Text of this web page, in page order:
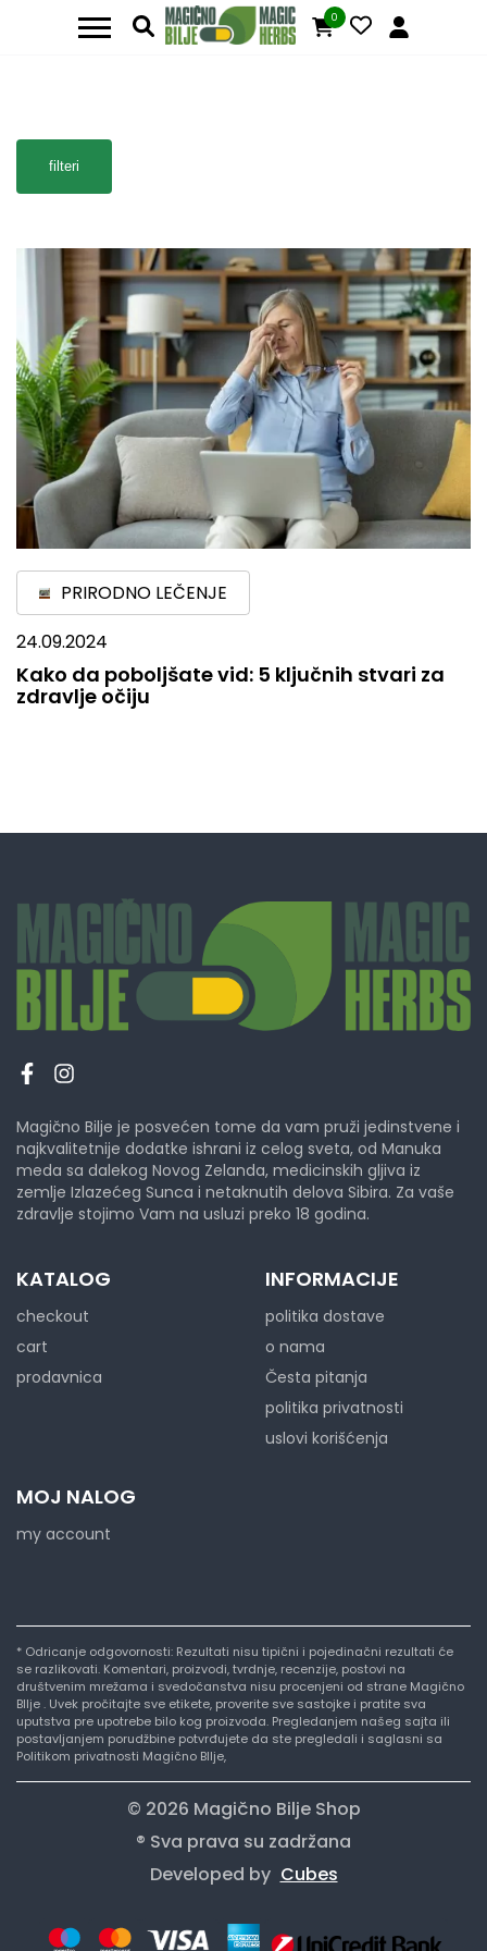
0
filteri
PRIRODNO LEČENJE
24.09.2024
Kako da poboljšate vid: 5 ključnih stvari za
zdravlje očiju
Magično Bilje je posvećen tome da vam pruži jedinstvene i
najkvalitetnije dodatke ishrani iz celog sveta, od Manuka
meda sa dalekog Novog Zelanda, medicinskih gljiva iz
zemlje Izlazećeg Sunca i netaknutih delova Sibira. Za vaše
zdravlje stojimo Vam na usluzi preko 18 godina.
KATALOG
checkout
cart
prodavnica
INFORMACIJE
politika dostave
o nama
Česta pitanja
politika privatnosti
uslovi korišćenja
MOJ NALOG
my account
* Odricanje odgovornosti: Rezultati nisu tipični i pojedinačni rezultati će
se razlikovati. Komentari, proizvodi, tvrdnje, recenzije, postovi na
društvenim mrežama i svedočanstva nisu procenjeni od strane Magično
BIlje . Uvek pročitajte sve etikete, proverite sve sastojke i pratite sva
uputstva pre upotrebe bilo kog proizvoda. Pregledanjem našeg sajta ili
postavljanjem porudžbine potvrđujete da ste pregledali i saglasni sa
Politikom privatnosti Magično BIlje,
© 2026 Magično Bilje Shop
® Sva prava su zadržana
Developed by Cubes